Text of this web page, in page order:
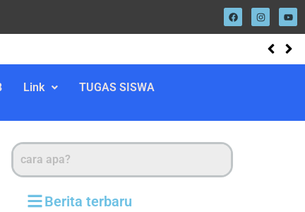
Link TUGAS SISWA
Berita terbaru